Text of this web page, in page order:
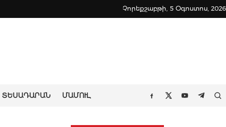
Չորեքշաբթի, 5 Օգոստոս, 2026
ՏԵՍԱԴԱՐԱՆ ՄԱՄՈՒԼ
Facebook
TwitterYoutube